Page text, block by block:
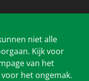
niet alle
Kijk voor
van het
het ongemak.